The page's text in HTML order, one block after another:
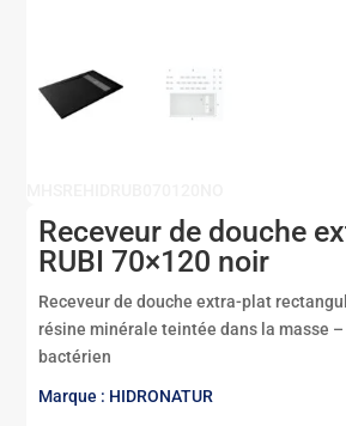
Receveur de douche
RUBI 70×120 noir
Receveur de douche extra-plat
résine minérale teintée dans la masse
bactérien
Marque : HIDRONATUR